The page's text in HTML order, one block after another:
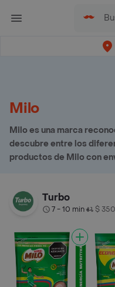
Milo
Milo es una marca
descubre entre los
productos de Milo con
Turbo
7 - 10 min• $